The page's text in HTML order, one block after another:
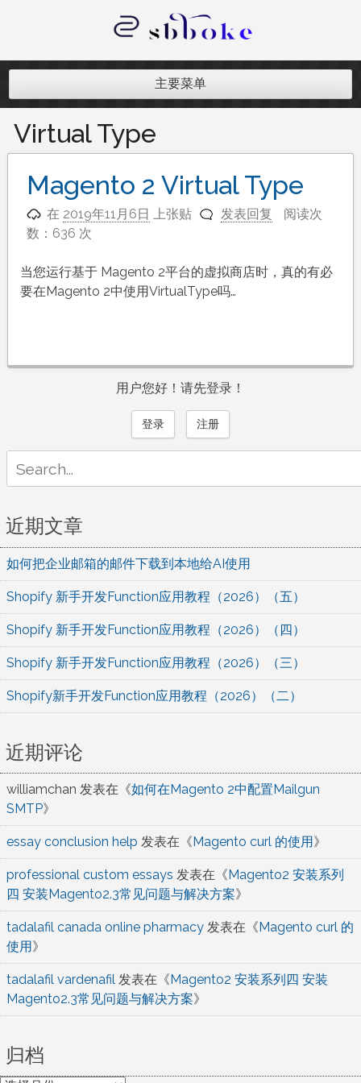
内
记录跨境电商独立站开发遇到的点点
主要菜单
Virtual Type
Magento 2 Virtual Type
在 2019年11月6日 上张贴 发表回复
阅读次
数：636 次
当您运行基于 Magento 2平台的虚拟商店时，真的有必
要在Magento 2中使用VirtualType吗…
用户您好！请先登录！
登录 注册
for:
近期文章
如何把企业邮箱的邮件下载到本地给AI使用
Shopify 新手开发Function应用教程（2026）（五）
Shopify 新手开发Function应用教程（2026）（四）
Shopify 新手开发Function应用教程（2026）（三）
Shopify新手开发Function应用教程（2026）（二）
近期评论
williamchan 发表在《如何在Magento 2中配置Mailgun
SMTP》
essay conclusion help 发表在《Magento curl 的使用》
professional custom essays 发表在《Magento2 安装系列
四 安装Magento2.3常见问题与解决方案》
tadalafil canada online pharmacy 发表在《Magento curl 的
使用》
tadalafil vardenafil 发表在《Magento2 安装系列四 安装
Magento2.3常见问题与解决方案》
归档